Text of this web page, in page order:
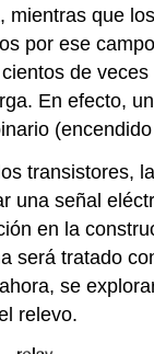
mientras que
por ese
de
En efecto,
transistores,
una señal
en la
será tratado
se
relevo.